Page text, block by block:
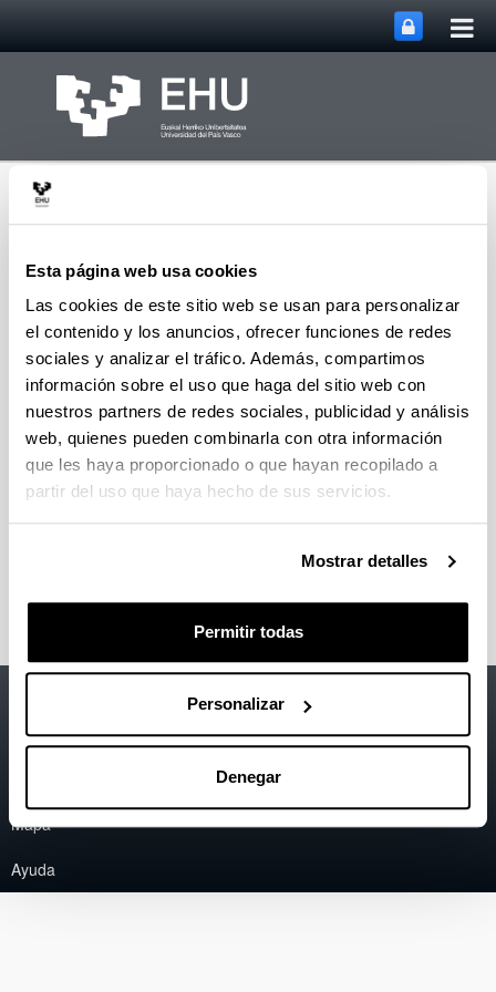
Esta página web usa cookies
Las cookies de este sitio web se usan para personalizar
el contenido y los anuncios, ofrecer funciones de redes
sociales y analizar el tráfico. Además, compartimos
información sobre el uso que haga del sitio web con
nuestros partners de redes sociales, publicidad y análisis
web, quienes pueden combinarla con otra información
que les haya proporcionado o que hayan recopilado a
partir del uso que haya hecho de sus servicios.
Mostrar detalles
Permitir todas
Personalizar
Denegar
Departamento de
Ingeniería de
Comunicaciones
Menú
Localización y Contacto
El Departamento de Ingeniería de Comunicaciones se
encuentra en el edificio I de la Escuela de Ingeniería de
Bilbao, Plaza Ingeniero Torres Quevedo 1, 48013
Información legal
Mapa
Ayuda